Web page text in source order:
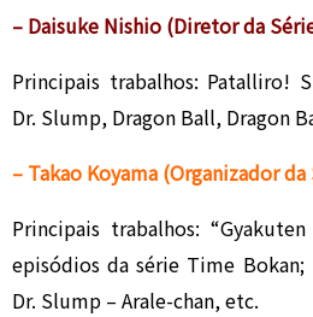
– Daisuke Nishio (Diretor da
Principais trabalhos: Patalliro!
Dr. Slump, Dragon Ball, Dragon
– Takao Koyama (Organizador da
Principais trabalhos:
episódios da série Time Bokan;
Dr. Slump – Arale-chan, etc.